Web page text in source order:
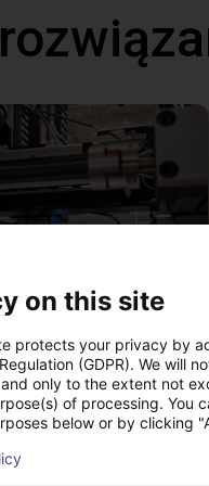
Automated labeling with igus room gantry and a cab label printer
on this site
protects your privacy by
(GDPR). We will
only to the extent not
of processing. You
below or by clicking